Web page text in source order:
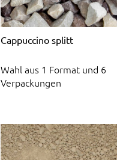
Cappuccino splitt
Wahl aus 1 Format und 6
Verpackungen